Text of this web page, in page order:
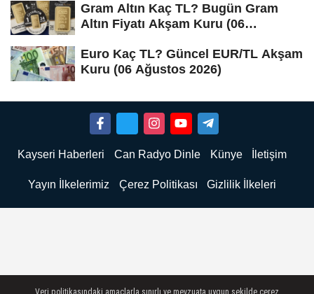
Gram Altın Kaç TL? Bugün Gram
Altın Fiyatı Akşam Kuru (06
Euro Kaç TL? Güncel EUR/TL Akşam
Kuru (06 Ağustos 2026)
Kayseri Haberleri Can Radyo Dinle Künye İletişim
Yayın İlkelerimiz Çerez Politikası Gizlilik İlkeleri
Veri politikasındaki amaçlarla sınırlı ve mevzuata uygun şekilde çerez